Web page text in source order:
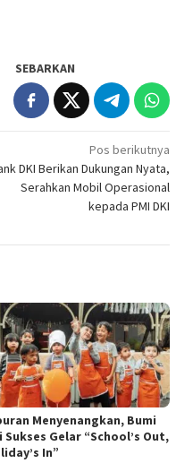
SEBARKAN
Pos berikutnya
DKI Berikan Dukungan Nyata,
Serahkan Mobil Operasional
kepada PMI DKI
Menyenangkan, Bumi
Sukses Gelar “School’s Out,
In”